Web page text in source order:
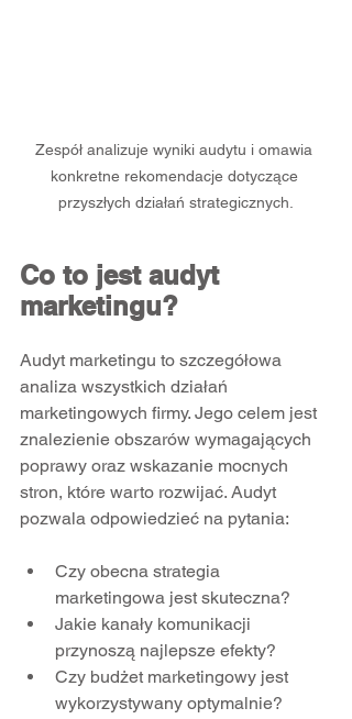
Zespół analizuje wyniki audytu i omawia
konkretne rekomendacje dotyczące
przyszłych działań strategicznych.
Co to jest audyt
marketingu?
Audyt marketingu to szczegółowa
analiza wszystkich działań
marketingowych firmy. Jego celem jest
znalezienie obszarów wymagających
poprawy oraz wskazanie mocnych
stron, które warto rozwijać. Audyt
pozwala odpowiedzieć na pytania:
Czy obecna strategia
marketingowa jest skuteczna?
Jakie kanały komunikacji
przynoszą najlepsze efekty?
Czy budżet marketingowy jest
wykorzystywany optymalnie?